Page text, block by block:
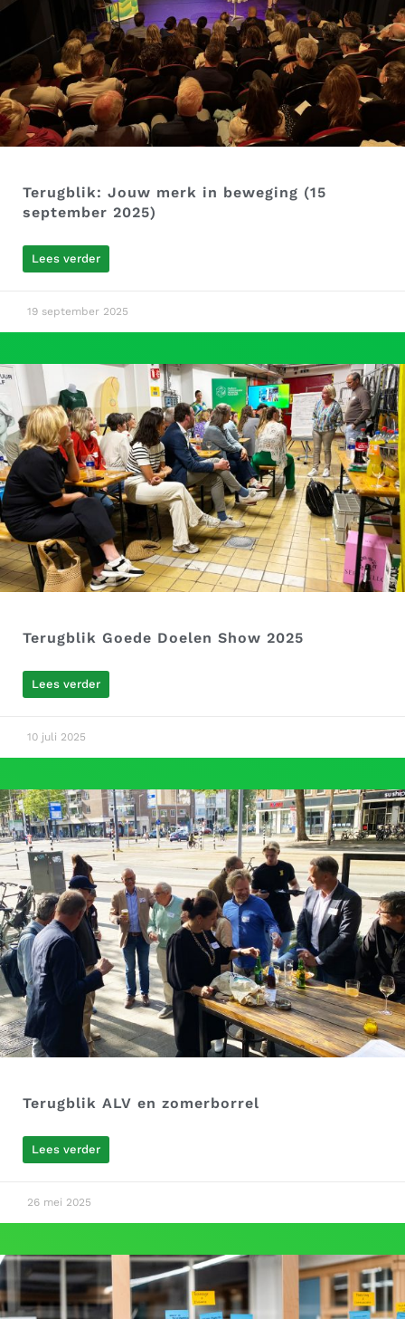
Terugblik: Jouw merk in beweging (15
september 2025)
Lees verder
19 september 2025
Terugblik Goede Doelen Show 2025
Lees verder
10 juli 2025
Terugblik ALV en zomerborrel
Lees verder
26 mei 2025